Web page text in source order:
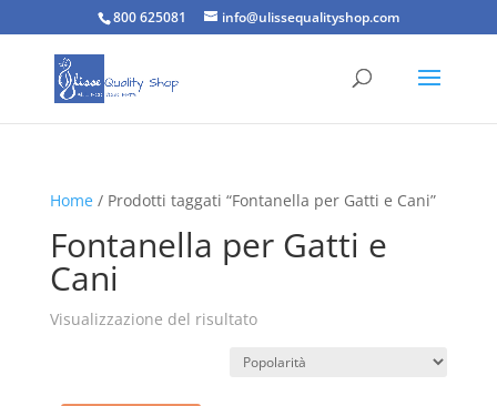
800 625081 info@ulissequalityshop.com
Home/ Prodotti taggati “Fontanella per Gatti e Cani”
Fontanella per Gatti e
Cani
Visualizzazione del risultato